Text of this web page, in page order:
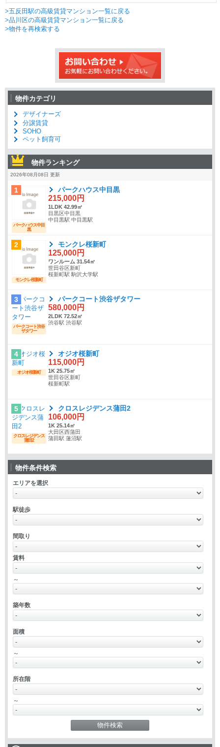
>五反田駅の高級賃貸マンション一覧に戻る
>品川区の高級賃貸マンション一覧に戻る
>物件を再検索する
物件カテゴリ
デザイナーズ
分譲賃貸
SOHO
ペット飼育可
物件ランキング
2026年08月08日 更新
1
パークハウス中目
黒
パークハウス中目黒
215,000円
1LDK 42.99㎡
目黒区中目黒
中目黒駅 中目黒駅
2
モンクレ桜新町
モンクレ桜新町
125,000円
ワンルーム 31.54㎡
世田谷区新町
桜新町駅 駒沢大学駅
3
パークコート渋谷
ザタワー
パークコート渋谷ザタワー
580,000円
2LDK 72.52㎡
渋谷駅 渋谷駅
4
オジオ桜新町
オジオ桜新町
115,000円
1K 25.75㎡
世田谷区新町
桜新町駅
5
クロスレジデンス
蒲田2
クロスレジデンス蒲田2
106,000円
1K 25.14㎡
大田区西蒲田
蒲田駅 蓮沼駅
物件条件検索
エリアを選択
駅徒歩
間取り
賃料
～
築年数
面積
～
所在階
～